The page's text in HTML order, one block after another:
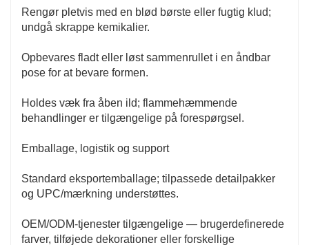
Rengør pletvis med en blød børste eller fugtig klud;
undgå skrappe kemikalier.
Opbevares fladt eller løst sammenrullet i en åndbar
pose for at bevare formen.
Holdes væk fra åben ild; flammehæmmende
behandlinger er tilgængelige på forespørgsel.
Emballage, logistik og support
Standard eksportemballage; tilpassede detailpakker
og UPC/mærkning understøttes.
OEM/ODM-tjenester tilgængelige — brugerdefinerede
farver, tilføjede dekorationer eller forskellige